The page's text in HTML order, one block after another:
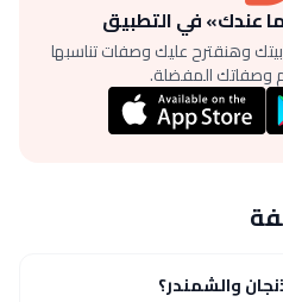
عندك» في التطبيق
وهنقترح عليك وصفات تناسبها
المفضلة.
والشمندر؟